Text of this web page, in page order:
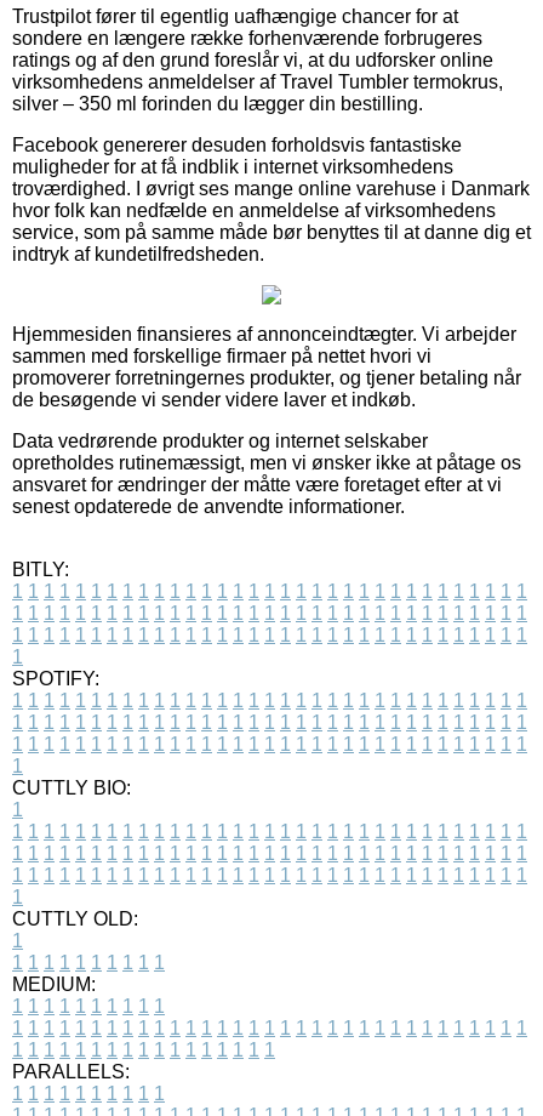
Trustpilot fører til egentlig uafhængige chancer for at
sondere en længere række forhenværende forbrugeres
ratings og af den grund foreslår vi, at du udforsker online
virksomhedens anmeldelser af Travel Tumbler termokrus,
silver – 350 ml forinden du lægger din bestilling.
Facebook genererer desuden forholdsvis fantastiske
muligheder for at få indblik i internet virksomhedens
troværdighed. I øvrigt ses mange online varehuse i Danmark
hvor folk kan nedfælde en anmeldelse af virksomhedens
service, som på samme måde bør benyttes til at danne dig et
indtryk af kundetilfredsheden.
Hjemmesiden finansieres af annonceindtægter. Vi arbejder
sammen med forskellige firmaer på nettet hvori vi
promoverer forretningernes produkter, og tjener betaling når
de besøgende vi sender videre laver et indkøb.
Data vedrørende produkter og internet selskaber
opretholdes rutinemæssigt, men vi ønsker ikke at påtage os
ansvaret for ændringer der måtte være foretaget efter at vi
senest opdaterede de anvendte informationer.
BITLY:
1 1 1 1 1 1 1 1 1 1 1 1 1 1 1 1 1 1 1 1 1 1 1 1 1 1 1 1 1 1 1 1 1
1 1 1 1 1 1 1 1 1 1 1 1 1 1 1 1 1 1 1 1 1 1 1 1 1 1 1 1 1 1 1 1 1
1 1 1 1 1 1 1 1 1 1 1 1 1 1 1 1 1 1 1 1 1 1 1 1 1 1 1 1 1 1 1 1 1
1
SPOTIFY:
1 1 1 1 1 1 1 1 1 1 1 1 1 1 1 1 1 1 1 1 1 1 1 1 1 1 1 1 1 1 1 1 1
1 1 1 1 1 1 1 1 1 1 1 1 1 1 1 1 1 1 1 1 1 1 1 1 1 1 1 1 1 1 1 1 1
1 1 1 1 1 1 1 1 1 1 1 1 1 1 1 1 1 1 1 1 1 1 1 1 1 1 1 1 1 1 1 1 1
1
CUTTLY BIO:
1
1 1 1 1 1 1 1 1 1 1 1 1 1 1 1 1 1 1 1 1 1 1 1 1 1 1 1 1 1 1 1 1 1
1 1 1 1 1 1 1 1 1 1 1 1 1 1 1 1 1 1 1 1 1 1 1 1 1 1 1 1 1 1 1 1 1
1 1 1 1 1 1 1 1 1 1 1 1 1 1 1 1 1 1 1 1 1 1 1 1 1 1 1 1 1 1 1 1 1
1
CUTTLY OLD:
1
1 1 1 1 1 1 1 1 1 1
MEDIUM:
1 1 1 1 1 1 1 1 1 1
1 1 1 1 1 1 1 1 1 1 1 1 1 1 1 1 1 1 1 1 1 1 1 1 1 1 1 1 1 1 1 1 1
1 1 1 1 1 1 1 1 1 1 1 1 1 1 1 1 1
PARALLELS:
1 1 1 1 1 1 1 1 1 1